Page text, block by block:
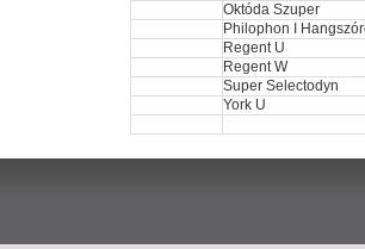
Októda Szuper
Philophon I
Regent U
Regent W
Super Selectodyn
York U